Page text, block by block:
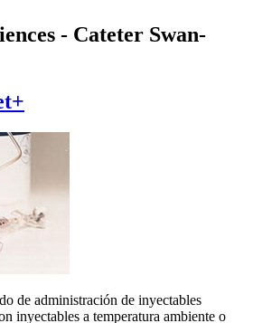
- Cateter Swan-
de administración de inyectables
inyectables a temperatura ambiente o